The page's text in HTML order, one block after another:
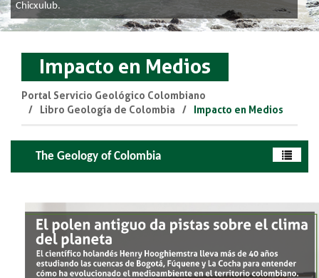
Chicxulub.
Impacto en Medios
Portal Servicio Geológico Colombiano
Libro Geología de Colombia
Impacto en Medios
The Geology of Colombia